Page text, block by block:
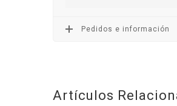
Pedidos e información
Artículos